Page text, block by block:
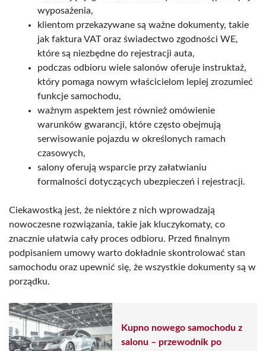
wyposażenia,
klientom przekazywane są ważne dokumenty, takie
jak faktura VAT oraz świadectwo zgodności WE,
które są niezbędne do rejestracji auta,
podczas odbioru wiele salonów oferuje instruktaż,
który pomaga nowym właścicielom lepiej zrozumieć
funkcje samochodu,
ważnym aspektem jest również omówienie
warunków gwarancji, które często obejmują
serwisowanie pojazdu w określonych ramach
czasowych,
salony oferują wsparcie przy załatwianiu
formalności dotyczących ubezpieczeń i rejestracji.
Ciekawostką jest, że niektóre z nich wprowadzają
nowoczesne rozwiązania, takie jak kluczykomaty, co
znacznie ułatwia cały proces odbioru. Przed finalnym
podpisaniem umowy warto dokładnie skontrolować stan
samochodu oraz upewnić się, że wszystkie dokumenty są w
porządku.
Kupno nowego samochodu z
salonu – przewodnik po